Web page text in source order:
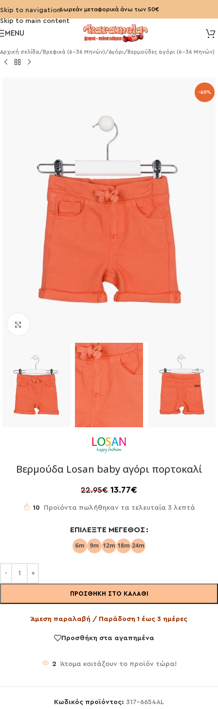
Skip to navigation
Skip to main content
Δωρεάν μεταφορικά άνω των 50€
MENU
Αρχική σελίδα/ Βρεφικά (6-36 Μηνών)/Αγόρι/ Βερμούδες αγόρι (6-36 Μηνών)
-40%
Βερμούδα Losan baby αγόρι πορτοκαλί
22.95€ 13.77€
10 Προϊόντα πωλήθηκαν τα τελευταία 3 λεπτά
ΕΠΙΛΈΞΤΕ ΜΈΓΕΘΟΣ
ΠΡΟΣΘΉΚΗ ΣΤΟ ΚΑΛΆΘΙ
Άμεση παραλαβή / Παράδοση 1 έως 3 ημέρες
Προσθήκη στα αγαπημένα
2 Άτομα κοιτάζουν το προϊόν τώρα!
Κωδικός προϊόντος: 317-6654AL